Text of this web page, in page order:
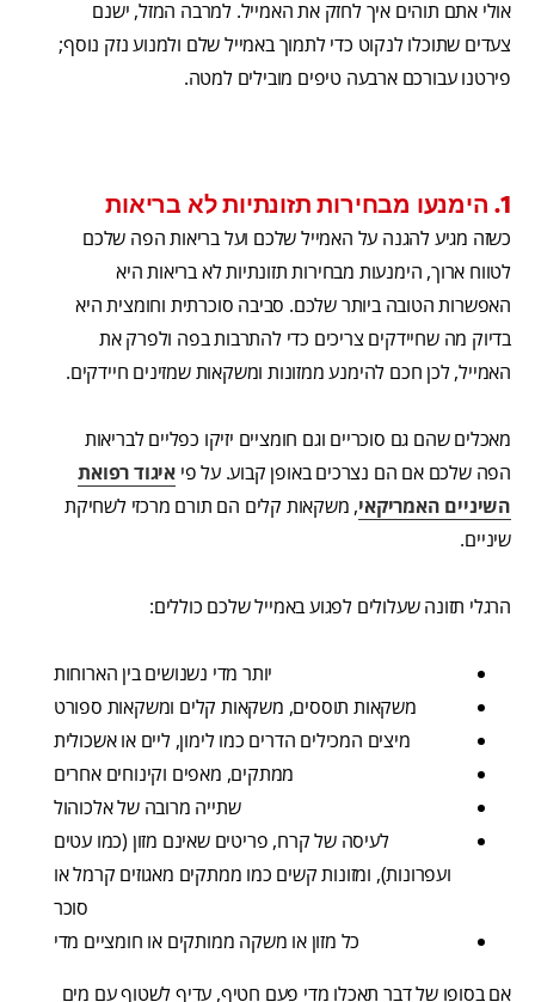
אולי אתם תוהים איך לחזק את האמייל. למרבה המזל, ישנם
צעדים שתוכלו לנקוט כדי לתמוך באמייל שלם ולמנוע נזק נוסף;
פירטנו עבורכם ארבעה טיפים מובילים למטה.
1. הימנעו מבחירות תזונתיות לא בריאות
כשזה מגיע להגנה על האמייל שלכם ועל בריאות הפה שלכם
לטווח ארוך, הימנעות מבחירות תזונתיות לא בריאות היא
האפשרות הטובה ביותר שלכם. סביבה סוכרתית וחומצית היא
בדיוק מה שחיידקים צריכים כדי להתרבות בפה ולפרק את
האמייל, לכן חכם להימנע ממזונות ומשקאות שמזינים חיידקים.
מאכלים שהם גם סוכריים וגם חומציים יזיקו כפליים לבריאות
הפה שלכם אם הם נצרכים באופן קבוע. על פיאיגוד רפואת
השיניים האמריקאי, משקאות קלים הם תורם מרכזי לשחיקת
שיניים.
הרגלי תזונה שעלולים לפגוע באמייל שלכם כוללים:
יותר מדי נשנושים בין הארוחות
משקאות תוססים, משקאות קלים ומשקאות ספורט
מיצים המכילים הדרים כמו לימון, ליים או אשכולית
ממתקים, מאפים וקינוחים אחרים
שתייה מרובה של אלכוהול
לעיסה של קרח, פריטים שאינם מזון (כמו עטים
ועפרונות), ומזונות קשים כמו ממתקים מאגוזים קרמל או
סוכר
כל מזון או משקה ממותקים או חומציים מדי
אם בסופו של דבר תאכלו מדי פעם חטיף, עדיף לשטוף עם מים